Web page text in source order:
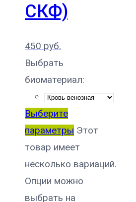
СКФ)
450 руб.
Выбрать
биоматериал:
Выберите
параметры Этот
товар имеет
несколько вариаций.
Опции можно
выбрать на